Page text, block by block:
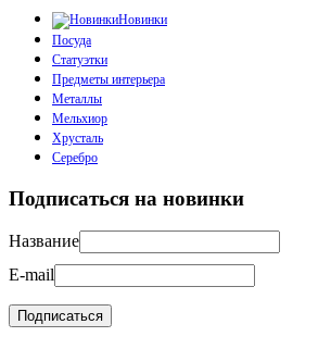
Новинки
Посуда
Статуэтки
Предметы интерьера
Металлы
Мельхиор
Хрусталь
Серебро
Подписаться на новинки
Название
E-mail